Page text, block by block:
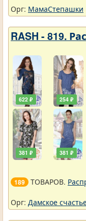
Орг: МамаСтепашки
RASH - 819.
622 ₽
381 ₽
254 ₽
381 ₽
189 ТОВАРОВ.
Орг: Дамское